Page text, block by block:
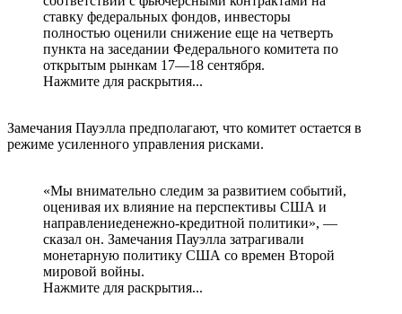
ставку федеральных фондов, инвесторы
полностью оценили снижение еще на четверть
пункта на заседании Федерального комитета по
открытым рынкам 17—18 сентября.
Нажмите для раскрытия...
Замечания Пауэлла предполагают, что комитет остается в
режиме усиленного управления рисками.
«Мы внимательно следим за развитием событий,
оценивая их влияние на перспективы США и
направлениеденежно-кредитной политики», —
сказал он. Замечания Пауэлла затрагивали
монетарную политику США со времен Второй
мировой войны.
Нажмите для раскрытия...